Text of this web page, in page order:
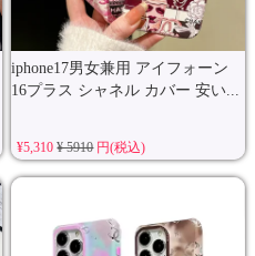
iphone17男女兼用 アイフォーン
16プラス シャネル カバー 安い...
¥5,310¥ 5910円(税込)